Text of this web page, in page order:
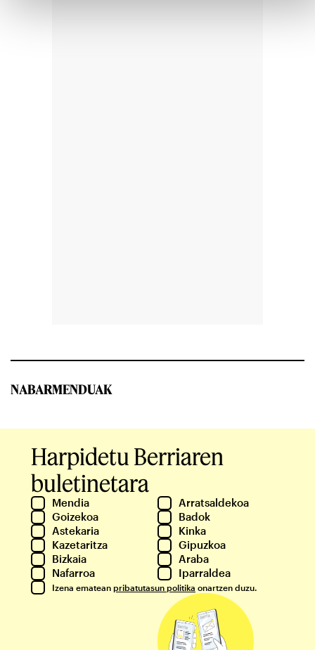
NABARMENDUAK
Harpidetu Berriaren
buletinetara
Mendia
Arratsaldekoa
Goizekoa
Badok
Astekaria
Kinka
Kazetaritza
Gipuzkoa
Bizkaia
Araba
Nafarroa
Iparraldea
Izena ematean pribatutasun politika onartzen duzu.